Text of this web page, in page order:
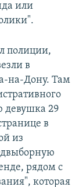
или
полиции,
в
на-Дону. Там
девушка 29
в
из
рядом с
которая